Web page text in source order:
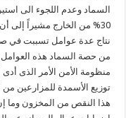
30% من الخارج مشيراً إلى
نتاج عدة عوامل تسببت في
منظومة الأمن الأمر الذى أدى
توزيع الأسمدة للمزارعين
هذا النقص من المخزون وما